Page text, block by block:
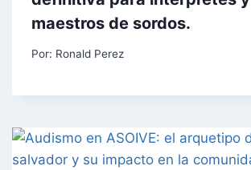
maestros de sordos.
Por: Ronald Perez